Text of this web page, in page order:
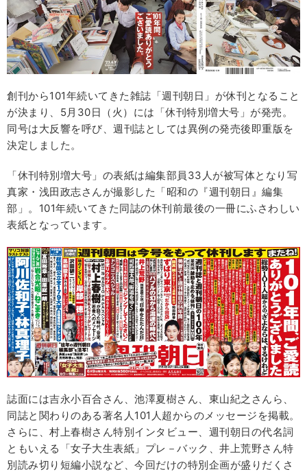
創刊から101年続いてきた雑誌「週刊朝日」が休刊となること
が決まり、5月30日（火）には「休刊特別増大号」が発売。
同号は大反響を呼び、週刊誌としては異例の発売後即重版を
決定しました。
「休刊特別増大号」の表紙は編集部員33人が被写体となり写
真家・浅田政志さんが撮影した「昭和の『週刊朝日』編集
部」。101年続いてきた同誌の休刊前最後の一冊にふさわしい
表紙となっています。
誌面には吉永小百合さん、池澤夏樹さん、東山紀之さんら、
同誌と関わりのある著名人101人超からのメッセージを掲載。
さらに、村上春樹さん特別インタビュー、週刊朝日の代名詞
ともいえる「女子大生表紙」プレ－バック、井上荒野さん特
別読み切り短編小説など、今回だけの特別企画が盛りだくさ